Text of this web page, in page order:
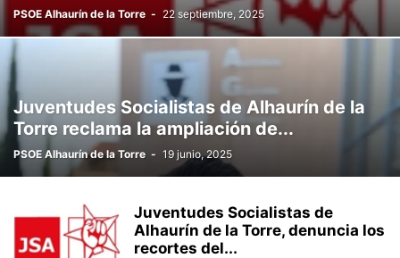
PSOE Alhaurín de la Torre - 22 septiembre, 2025
Juventudes Socialistas de Alhaurín de la
Torre reclama la ampliación de...
PSOE Alhaurín de la Torre - 19 junio, 2025
Juventudes Socialistas de
Alhaurín de la Torre, denuncia los
recortes del...